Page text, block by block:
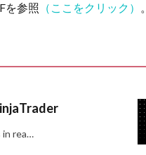
を参照 （ここをクリック） 。
in rea…